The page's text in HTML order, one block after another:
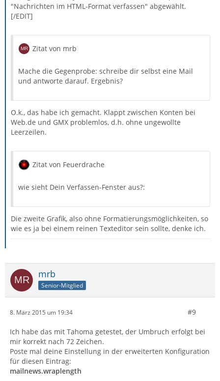
"Nachrichten im HTML-Format verfassen" abgewählt.
[/EDIT]
Zitat von mrb
Mache die Gegenprobe: schreibe dir selbst eine Mail
und antworte darauf. Ergebnis?
O.k., das habe ich gemacht. Klappt zwischen Konten bei
Web.de und GMX problemlos, d.h. ohne ungewollte
Leerzeilen.
Zitat von Feuerdrache
wie sieht Dein Verfassen-Fenster aus?:
Die zweite Grafik, also ohne Formatierungsmöglichkeiten, so
wie es ja bei einem reinen Texteditor sein sollte, denke ich.
mrb
Senior-Mitglied
8. März 2015 um 19:34 #9
Ich habe das mit Tahoma getestet, der Umbruch erfolgt bei
mir korrekt nach 72 Zeichen.
Poste mal deine Einstellung in der erweiterten Konfiguration
für diesen Eintrag:
mailnews.wraplength